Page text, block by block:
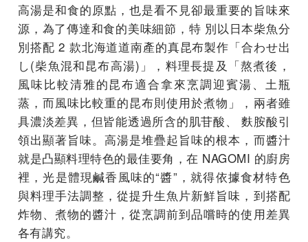
⾼湯是和⻝的原點，也是看不⾒卻最重要的旨味來
源，為了傳達和⻝的美味細節，特 別以⽇本柴⿂分
別搭配 2 款北海道道南產的真昆布製作「合わせ出
し(柴⿂混和昆布⾼湯)」，料理⻑提及「熬煮後，
⾵味⽐較清雅的昆布適合拿來烹調迎賓湯、⼟瓶
蒸，⽽⾵味⽐較重的昆布則使⽤於煮物」，兩者雖
具濃淡差異，但皆能透過所含的肌苷酸、 麩胺酸引
領出顯著旨味。⾼湯是堆疊起旨味的根本，⽽醬汁
就是凸顯料理特⾊的最佳要⾓，在 NAGOMI 的廚房
裡，光是體現鹹⾹⾵味的“醬”，就得依據⻝材特⾊
與料理⼿法調整，從提升⽣⿂⽚新鮮旨味，到搭配
炸物、煮物的醬汁，從烹調前到品嚐時的使⽤差異
各有講究。